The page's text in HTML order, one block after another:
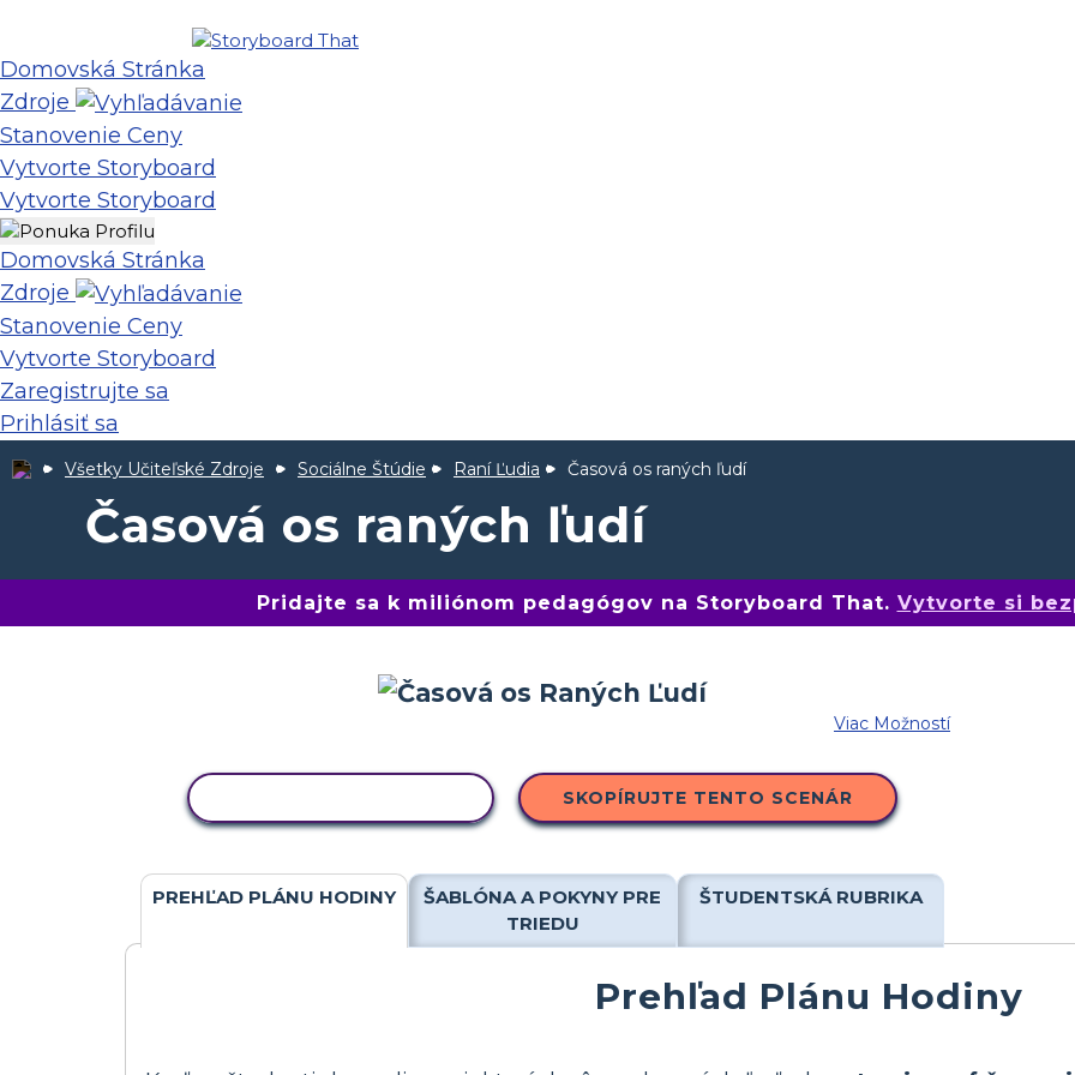
Domovská Stránka
Zdroje
Stanovenie Ceny
Vytvorte Storyboard
Vytvorte Storyboard
Domovská Stránka
Zdroje
Stanovenie Ceny
Vytvorte Storyboard
Zaregistrujte sa
Prihlásiť sa
Všetky Učiteľské Zdroje Sociálne Štúdie Raní Ľudia Časová os raných ľudí
Časová os raných ľudí
Pridajte sa k miliónom pedagógov na Storyboard That. Vytvorte si
Viac Možností
SKOPÍRUJTE TENTO SCENÁR
PREHĽAD PLÁNU HODINY
ŠABLÓNA A POKYNY PRE
TRIEDU
ŠTUDENTSKÁ RUBRIKA
Prehľad Plánu Hodiny